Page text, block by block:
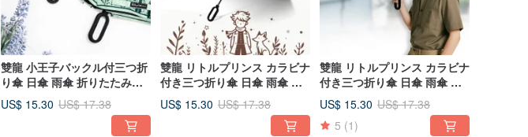
雙龍 小王子バックル付三つ折
り傘 日傘 雨傘 折りたたみ傘
B5903 (レイクグリーン)
US$ 15.30 US$ 17.38
雙龍 リトルプリンス カラビナ
付き三つ折り傘 日傘 雨傘 折
りたたみ傘 B5903 (インダス
米)
US$ 15.30 US$ 17.38
雙龍 リトルプリンス カラビナ
付き三つ折り傘 日傘 雨傘 折
りたたみ傘 B5903 (ネイビー
ブルー)
US$ 15.30 US$ 17.38
5 (1)